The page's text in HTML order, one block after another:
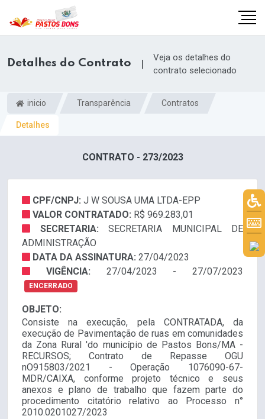
Detalhes do Contrato |
Veja os detalhes do
contrato selecionado
inicio Transparência Contratos
Detalhes
CONTRATO - 273/2023
CPF/CNPJ: J W SOUSA UMA LTDA-EPP
VALOR CONTRATADO: R$ 969.283,01
SECRETARIA: SECRETARIA MUNICIPAL DE
ADMINISTRAÇÃO
DATA DA ASSINATURA: 27/04/2023
VIGÊNCIA: 27/04/2023 - 27/07/2023
ENCERRADO
OBJETO:
Consiste na execução, pela CONTRATADA, da
execução de Pavimentação de ruas em comunidades
da Zona Rural 'do município de Pastos Bons/MA -
RECURSOS; Contrato de Repasse OGU
nO915803/2021 - Operação 1076090-67-
MDR/CAIXA, conforme projeto técnico e seus
anexos e plano de trabalho que fazem parte do
procedimento citatório relativo ao Processo n°
2010.0201027/2023